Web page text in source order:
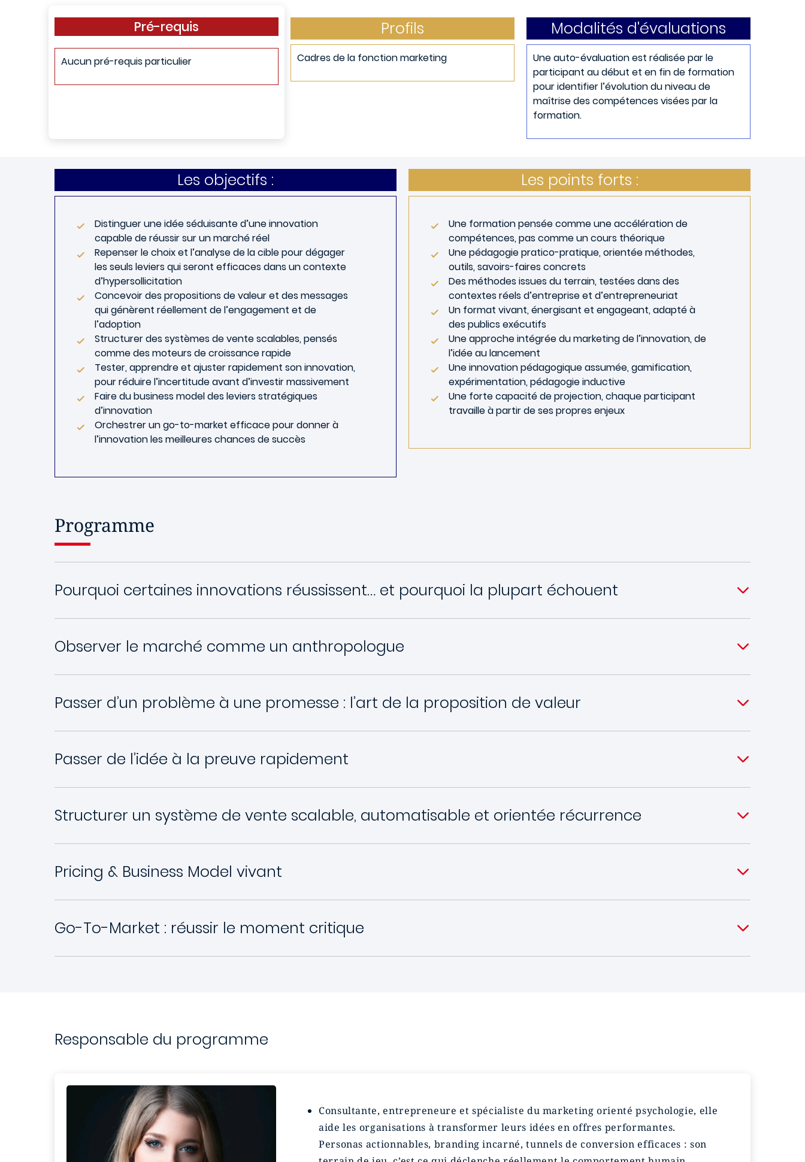
Pré-requis
Aucun pré-requis particulier
Profils
Cadres de la fonction marketing
Modalités d'évaluations
Une auto-évaluation est réalisée par le
participant au début et en fin de formation
pour identifier l’évolution du niveau de
maîtrise des compétences visées par la
formation.
Les objectifs :
Distinguer une idée séduisante d’une innovation
capable de réussir sur un marché réel
Repenser le choix et l’analyse de la cible pour dégager
les seuls leviers qui seront efficaces dans un contexte
d’hypersollicitation
Concevoir des propositions de valeur et des messages
qui génèrent réellement de l’engagement et de
l’adoption
Structurer des systèmes de vente scalables, pensés
comme des moteurs de croissance rapide
Tester, apprendre et ajuster rapidement son innovation,
pour réduire l’incertitude avant d’investir massivement
Faire du business model des leviers stratégiques
d’innovation
Orchestrer un go-to-market efficace pour donner à
l’innovation les meilleures chances de succès
Les points forts :
Une formation pensée comme une accélération de
compétences, pas comme un cours théorique
Une pédagogie pratico-pratique, orientée méthodes,
outils, savoirs-faires concrets
Des méthodes issues du terrain, testées dans des
contextes réels d’entreprise et d’entrepreneuriat
Un format vivant, énergisant et engageant, adapté à
des publics exécutifs
Une approche intégrée du marketing de l’innovation, de
l’idée au lancement
Une innovation pédagogique assumée, gamification,
expérimentation, pédagogie inductive
Une forte capacité de projection, chaque participant
travaille à partir de ses propres enjeux
Programme
Pourquoi certaines innovations réussissent… et pourquoi la plupart échouent
Observer le marché comme un anthropologue
Passer d’un problème à une promesse : l’art de la proposition de valeur
Passer de l’idée à la preuve rapidement
Structurer un système de vente scalable, automatisable et orientée récurrence
Pricing & Business Model vivant
Go-To-Market : réussir le moment critique
Responsable du programme
Consultante, entrepreneure et spécialiste du marketing orienté psychologie, elle
aide les organisations à transformer leurs idées en offres performantes.
Personas actionnables, branding incarné, tunnels de conversion efficaces : son